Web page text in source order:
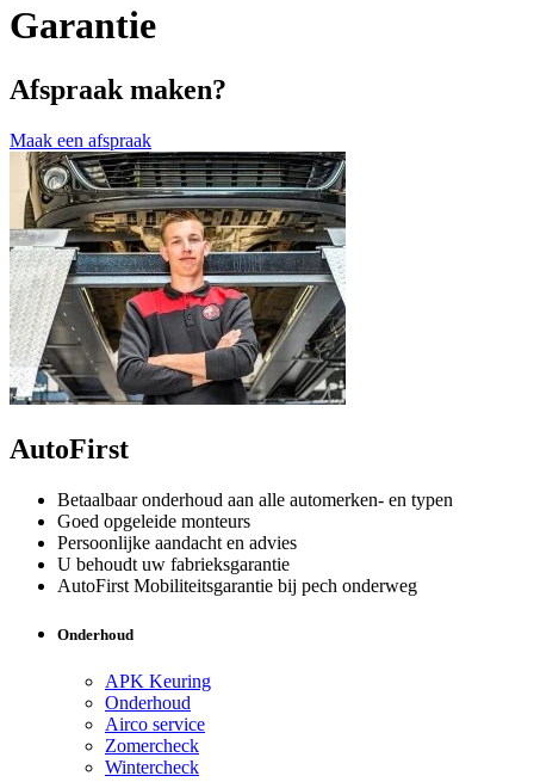
Garantie
Afspraak maken?
Maak een afspraak
AutoFirst
Betaalbaar onderhoud aan alle automerken- en typen
Goed opgeleide monteurs
Persoonlijke aandacht en advies
U behoudt uw fabrieksgarantie
AutoFirst Mobiliteitsgarantie bij pech onderweg
Onderhoud
APK Keuring
Onderhoud
Airco service
Zomercheck
Wintercheck